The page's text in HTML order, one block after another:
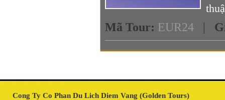
Mã Tour: EUR24 |
Cong Ty Co Phan Du Lich Diem Vang (Golden Tours)